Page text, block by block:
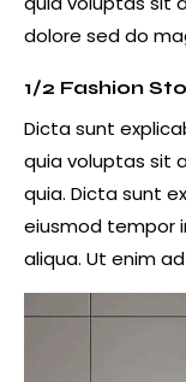
dolore sed do
1/2 Fashion
Dicta sunt
quia voluptas sit
quia. Dicta sunt
eiusmod tempor
aliqua. Ut enim